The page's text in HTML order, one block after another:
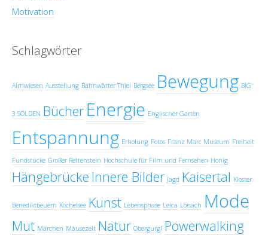
Motivation
Schlagwörter
Almwiesen Ausstellung Bahnwärter Thiel Bergsee Bewegung BIG
3 SÖLDEN Bücher Energie Englischer Garten
Entspannung Erholung Fotos Franz Marc Museum Freiheit
Fundstücke Großer Rettenstein Hochschule für Film und Fernsehen Honig
Hängebrücke Innere Bilder Jagd Kaisertal Kloster
Benediktbeuern Kochelsee Kunst Lebensphase Leica Loisach Mode
Mut Märchen Mäusezelt Natur Obergurgl Powerwalking